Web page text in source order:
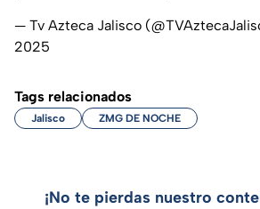
— Tv Azteca Jalisco
2025
Tags relacionados
Jalisco ZMG DE NOCHE
¡No te pierdas nuestro